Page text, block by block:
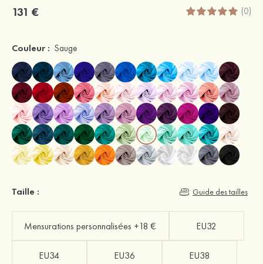
131 € (0)
Couleur : Sauge
Taille : Guide des tailles
Mensurations personnalisées +18 € EU32
EU34 EU36 EU38